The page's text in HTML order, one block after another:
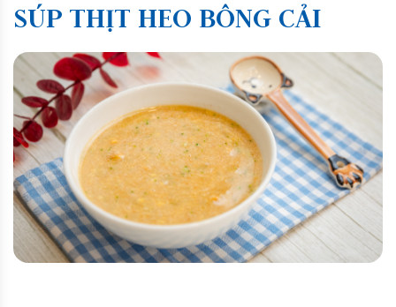
SÚP THỊT HEO BÔNG CẢI